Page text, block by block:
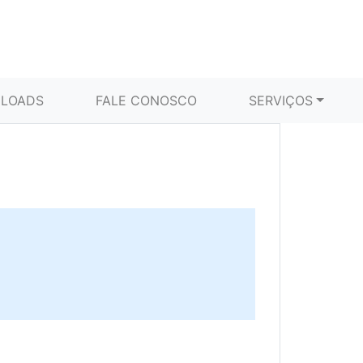
FALE CONOSCO SERVIÇOS